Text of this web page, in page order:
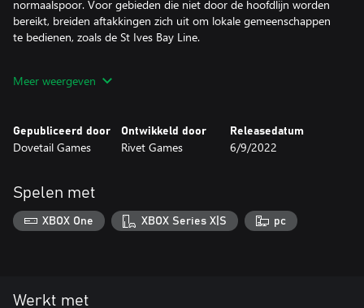
normaalspoor. Voor gebieden die niet door de hoofdlijn worden
bereikt, breiden aftakkingen zich uit om lokale gemeenschappen
te bedienen, zoals de St Ives Bay Line.
diensten op deze schilderachtige route. Vervoer passagiers over
150/2. Of ga de uitdaging aan van vrachtvervoer over de heuvels
met de BR Class 37/5.
Meer weergeven
Gepubliceerd door
Dovetail Games
Ontwikkeld door
Rivet Games
Releasedatum
6/9/2022
Spelen met
XBOX One XBOX Series X|S pc
Werkt met